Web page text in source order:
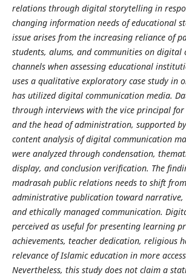
relations through digital storytelling in
changing information needs of educational
issue arises from the increasing reliance of
students, alums, and communities on digital
channels when assessing educational
uses a qualitative exploratory case study in
has utilized digital communication media.
through interviews with the vice principal
and the head of administration, supported
content analysis of digital communication
were analyzed through condensation,
display, and conclusion verification. The
madrasah public relations needs to shift
administrative publication toward narrative,
and ethically managed communication.
perceived as useful for presenting learning
achievements, teacher dedication, religious
relevance of Islamic education in more
Nevertheless, this study does not claim a